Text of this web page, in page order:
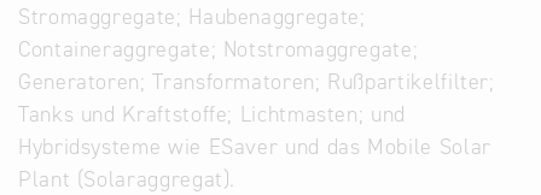
Stromaggregate; Haubenaggregate;
Containeraggregate; Notstromaggregate;
Generatoren; Transformatoren; Rußpartikelfilter;
Tanks und Kraftstoffe; Lichtmasten; und
Hybridsysteme wie ESaver und das Mobile Solar
Plant (Solaraggregat).